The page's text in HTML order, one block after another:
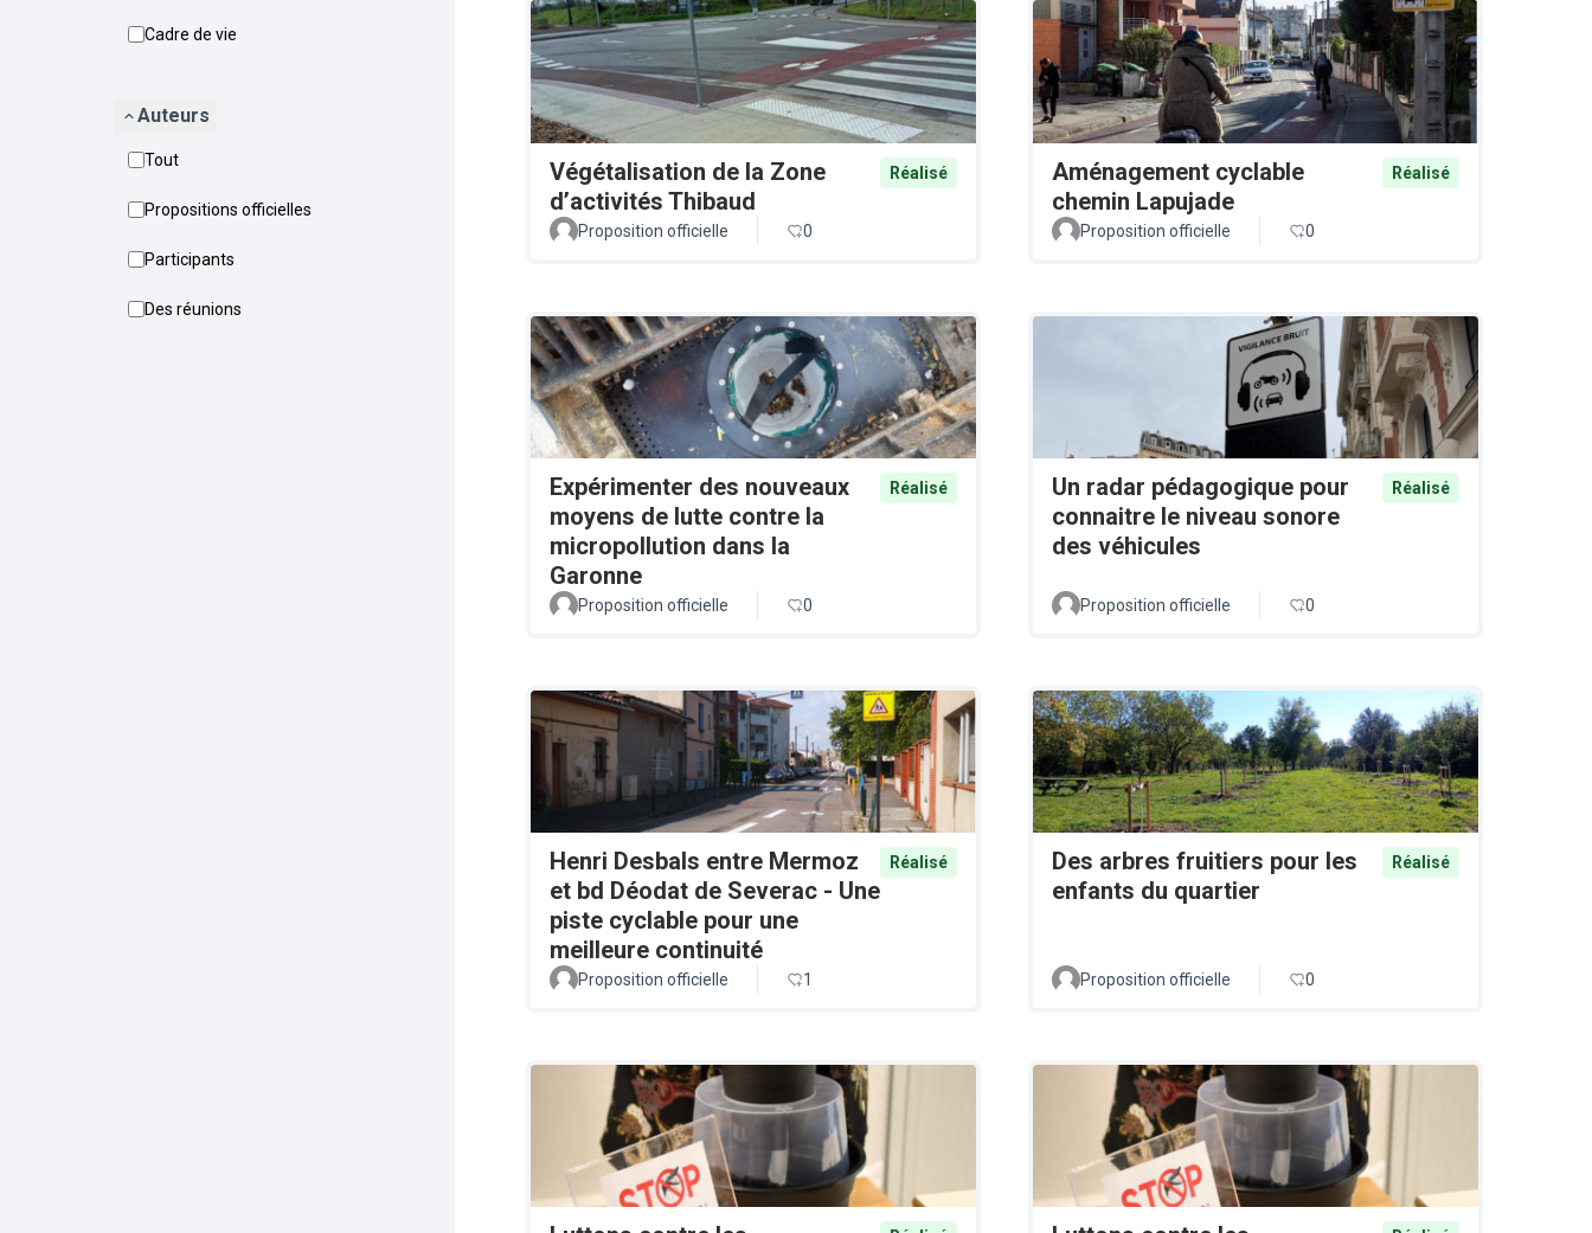
Cadre de vie
Auteurs
Tout
Propositions officielles
Participants
Des réunions
Végétalisation de la Zone
d’activités Thibaud
Réalisé
Proposition officielle 0
Aménagement cyclable
chemin Lapujade
Réalisé
Proposition officielle 0
Expérimenter des nouveaux
moyens de lutte contre la
micropollution dans la
Garonne
Réalisé
Proposition officielle 0
Un radar pédagogique pour
connaitre le niveau sonore
des véhicules
Réalisé
Proposition officielle 0
Henri Desbals entre Mermoz
et bd Déodat de Severac - Une
piste cyclable pour une
meilleure continuité
Réalisé
Proposition officielle 1
Des arbres fruitiers pour les
enfants du quartier
Réalisé
Proposition officielle 0